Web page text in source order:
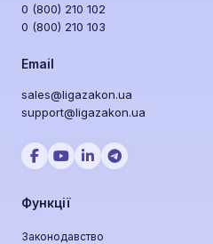
0 (800) 210 102
0 (800) 210 103
Email
sales@ligazakon.ua
support@ligazakon.ua
Функції
Законодавство